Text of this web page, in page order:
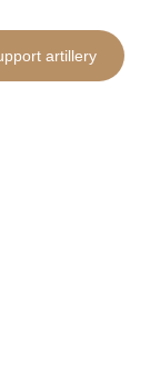
artillery